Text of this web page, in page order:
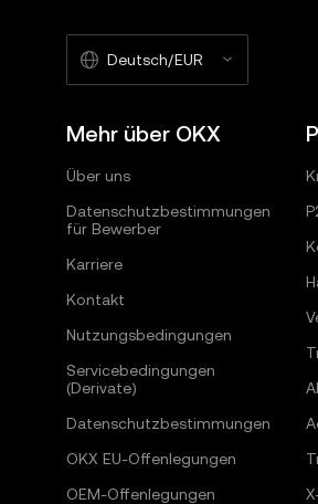
Deutsch/EUR
Mehr über OKX
Über uns
Datenschutzbestimmungen
für Bewerber
Karriere
Kontakt
Nutzungsbedingungen
Servicebedingungen
(Derivate)
Datenschutzbestimmungen
OKX EU-Offenlegungen
OEM-Offenlegungen